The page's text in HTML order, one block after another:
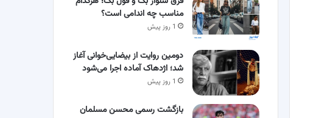
مناسب چه اندامی است؟
1 روز پیش
دومین روایت از بیضایی‌خوانی آغاز
شد؛ اژدهاک آماده اجرا می‌شود
1 روز پیش
بازگشت رسمی محسن مسلمان